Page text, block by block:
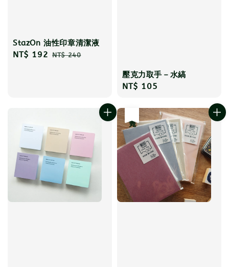
StazOn 油性印章清潔液
Sale
NT$ 192 Regular
NT$ 240
壓克力取手－水縞
Regular
NT$ 105